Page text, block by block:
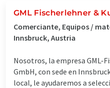
GML Fischerlehner &
Comerciante, Equipos /
Innsbruck, Austria
Nosotros, la empresa GML-
GmbH, con sede en
local, le ayudaremos a